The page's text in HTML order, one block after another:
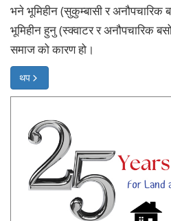
भने भूमिहीन (सुकुम्बासी र अनौपचारिक
भूमिहीन हुनु (स्क्वाटर र अनौपचारिक
समाज को कारण हो।
थप